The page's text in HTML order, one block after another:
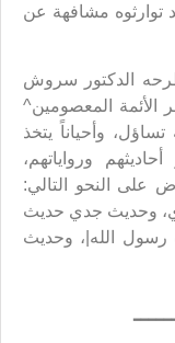
توارثوه مشافهة عن
الدكتور سروش
المعصومين^
وأحياناً يتخذ
ورواياتهم،
على النحو التالي:
وحديث جدي حديث
الله|، وحديث